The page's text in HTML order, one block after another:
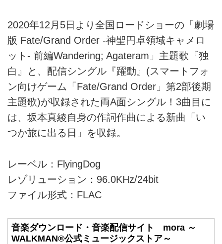
2020年12月5日より全国ロードショーの「劇場
版 Fate/Grand Order -神聖円卓領域キャメロ
ット- 前編Wandering; Agateram」主題歌『独
白』と、配信シングル『躍動』(スマートフォ
ン向けゲーム「Fate/Grand Order」第2部後期
主題歌)が収録された両A面シングル！3曲目に
は、坂本真綾自身の作詞作曲による新曲「い
つか旅に出る日」を収録。
レーベル：FlyingDog
レゾリューション：96.0KHz/24bit
ファイル形式：FLAC
音楽ダウンロード・音楽配信サイト mora ～
WALKMAN®公式ミュージックストア～